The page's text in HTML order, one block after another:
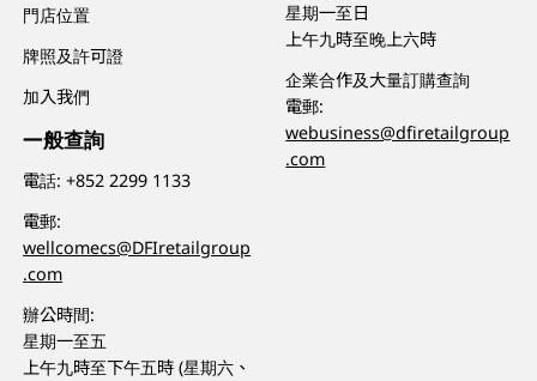
門店位置
牌照及許可證
加入我們
一般查詢
電話:+852 2299 1133
電郵:
wellcomecs@DFIretailgroup
.com
辦公時間:
星期一至五
上午九時至下午五時 (星期六、
星期一至日
上午九時至晚上六時
企業合作及大量訂購查詢
電郵:
webusiness@dfiretailgroup
.com